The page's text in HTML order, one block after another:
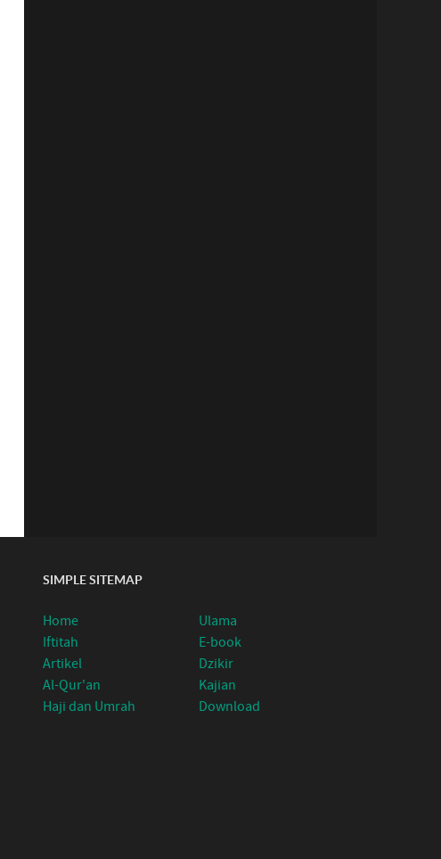
SIMPLE SITEMAP
Home
Iftitah
Artikel
Al-Qur'an
Haji dan Umrah
Ulama
E-book
Dzikir
Kajian
Download